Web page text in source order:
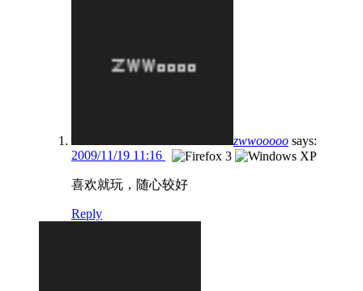
zwwooooo says:
2009/11/19 11:16
喜欢就玩，随心较好
Reply